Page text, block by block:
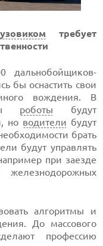
требует
дальнобойщиков-
бы оснастить свои
вождения. В
роботы будут
но водители будут
брать
будут управлять
при заезде
алгоритмы и
До массового
профессию